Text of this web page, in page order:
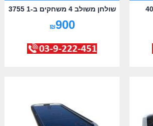
שולחן משולב 4 משחקים ב-1 3755
₪900